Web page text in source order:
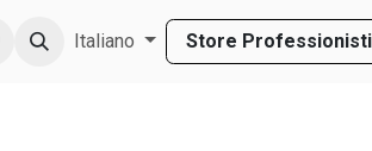
Chi Siamo Supporto
Italiano Store Professionisti